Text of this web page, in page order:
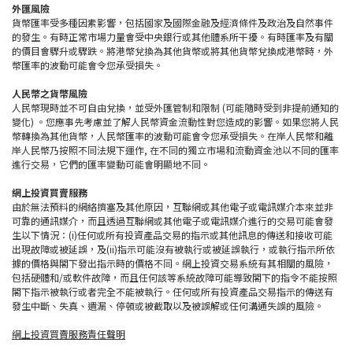
外匯風險
貨幣匯率受多種因素影響，包括國家及國際金融及經濟條件及政治及自然事件
的發生。有時正常市場力量會受中央銀行或其他體系所干擾。有時匯率及有關
的價目會驟升或驟跌。將港幣兌換為其他貨幣或將其他貨幣兌換成港幣時，外
幣匯率的波動可能會令您承受損失。
人民幣之貨幣風險
人民幣現時並不可自由兌換，並受外匯管制和限制 (可能隨時受到非提前通知的
變化) 。您應事先考慮並了解人民幣資金流動性對您造成的影響。如果您將人民
幣轉換為其他貨幣，人民幣匯率的波動可能會令您承受損失。在岸人民幣和離
岸人民幣乃按照不同法規下運作, 在不同的獨立市場和流動資金池以不同的匯率
進行交易，它們的匯率變動可能會明顯地不同。
網上投資買賣服務
由於無法預料的網絡擠塞及其他原因，互聯網或其他電子或電訊媒介本來並非
可靠的通訊媒介，而且透過互聯網或其他電子或電訊媒介進行的交易可能會發
生以下情況：(i)任何或所有投資產品交易的指示或其他訊息的傳送和接收可能
出現故障或被延誤，及(ii)指示可能沒有被執行或被延誤執行，或執行指示所依
據的價格與閣下發出指示時的價格不同。網上投資交易系統有其相關的風險，
包括硬體和/或軟件故障，而且任何該等系統故障可能導致閣下的指令不能按照
閣下指示被執行或者完全不能被執行。任何或所有投資產品交易指示的傳送有
發生中斷、失真、遺漏、停頓或被截取以及被誤解或任何溝通失誤的風險。
網上投資買賣服務責任聲明